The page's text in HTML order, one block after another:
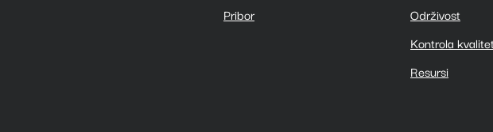
Pribor
Održivost
Kontrola
Resursi